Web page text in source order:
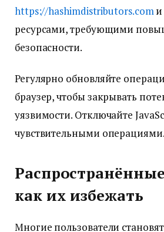
https://hashimdistributors.comи
ресурсами, требующими
безопасности.
Регулярно обновляйте
браузер, чтобы закрывать
уязвимости. Отключайте
чувствительными операциями.
как их избежать
Многие пользователи